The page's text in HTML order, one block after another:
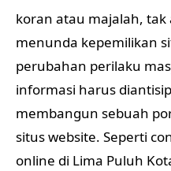
koran atau majalah,
menunda kepemilikan
perubahan perilaku
informasi harus
membangun sebuah
situs website. Seperti
online di Lima Puluh